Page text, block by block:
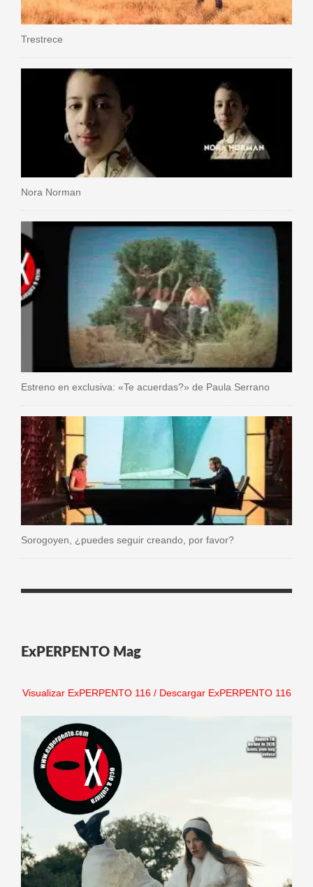
Trestrece
Nora Norman
Estreno en exclusiva: «Te acuerdas?» de Paula Serrano
Sorogoyen, ¿puedes seguir creando, por favor?
ExPERPENTO Mag
Visualizar ExPERPENTO 116/ Descargar ExPERPENTO 116